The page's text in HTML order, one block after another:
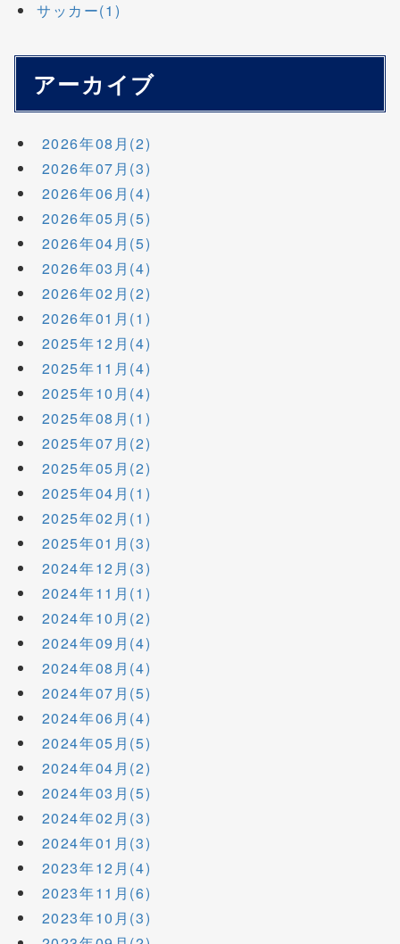
サッカー(1)
アーカイブ
2026年08月(2)
2026年07月(3)
2026年06月(4)
2026年05月(5)
2026年04月(5)
2026年03月(4)
2026年02月(2)
2026年01月(1)
2025年12月(4)
2025年11月(4)
2025年10月(4)
2025年08月(1)
2025年07月(2)
2025年05月(2)
2025年04月(1)
2025年02月(1)
2025年01月(3)
2024年12月(3)
2024年11月(1)
2024年10月(2)
2024年09月(4)
2024年08月(4)
2024年07月(5)
2024年06月(4)
2024年05月(5)
2024年04月(2)
2024年03月(5)
2024年02月(3)
2024年01月(3)
2023年12月(4)
2023年11月(6)
2023年10月(3)